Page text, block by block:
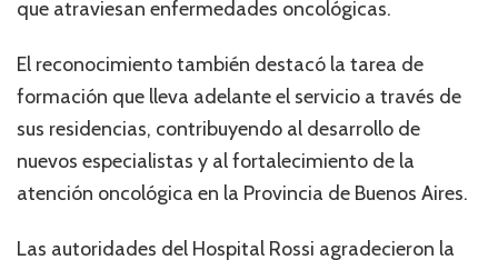
que atraviesan enfermedades oncológicas.
El reconocimiento también destacó la tarea de
formación que lleva adelante el servicio a través de
sus residencias, contribuyendo al desarrollo de
nuevos especialistas y al fortalecimiento de la
atención oncológica en la Provincia de Buenos Aires.
Las autoridades del Hospital Rossi agradecieron la